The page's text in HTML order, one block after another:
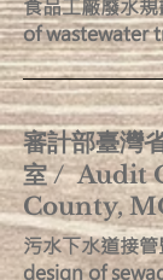
食品工廠廢水
of wastewater
審計部臺灣
室 / Audit
County,
污水下水道接
design of